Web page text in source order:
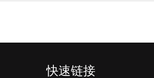
快速链接